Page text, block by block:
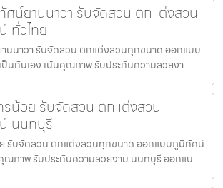
น์ยานนาวา รับจัดสวน ตกแต่งสวน
ทั่วไทย
นนาวา รับจัดสวน ตกแต่งสวนทุกขนาด ออกแบบ
นกันเอง เน้นคุณภาพ รับประกันความสวยงา
น้อย รับจัดสวน ตกแต่งสวน
นนทบุรี
รับจัดสวน ตกแต่งสวนทุกขนาด ออกแบบภูมิทัศน์
คุณภาพ รับประกันความสวยงาม นนทบุรี ออกแบ